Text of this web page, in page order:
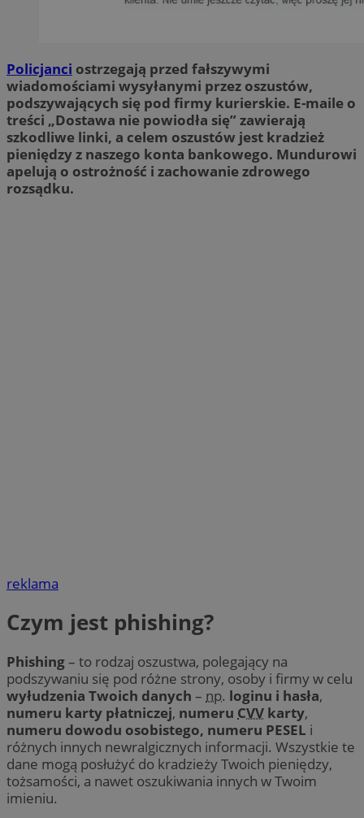
Policjanci ostrzegają przed fałszywymi
wiadomościami wysyłanymi przez oszustów,
podszywających się pod firmy kurierskie. E-maile o
treści „Dostawa nie powiodła się” zawierają
szkodliwe linki, a celem oszustów jest kradzież
pieniędzy z naszego konta bankowego. Mundurowi
apelują o ostrożność i zachowanie zdrowego
rozsądku.
reklama
Czym jest phishing?
Phishing– to rodzaj oszustwa, polegający na
podszywaniu się pod różne strony, osoby i firmy w celu
wyłudzenia Twoich danych – np. loginu i hasła,
numeru karty płatniczej, numeru CVV karty,
numeru dowodu osobistego, numeru PESEL i
różnych innych newralgicznych informacji. Wszystkie te
dane mogą posłużyć do kradzieży Twoich pieniędzy,
tożsamości, a nawet oszukiwania innych w Twoim
imieniu.